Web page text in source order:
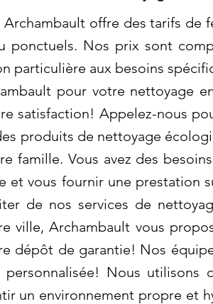
offre des tarifs de
ponctuels. Nos prix sont
particulière aux besoins
pour votre nettoyage
satisfaction! Appelez-nous
produits de nettoyage
famille. Vous avez des
vous fournir une prestation
de nos services de
ville, Archambault vous
dépôt de garantie! Nos
Nous utilisons
un environnement propre et